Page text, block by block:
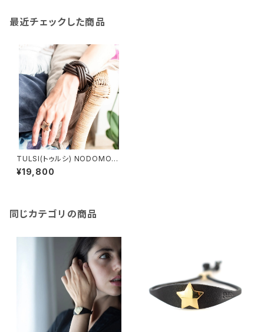
最近チェックした商品
TULSI(トゥルシ) NODOMOR
O MARRONE(ブラウン）
¥19,800
同じカテゴリの商品